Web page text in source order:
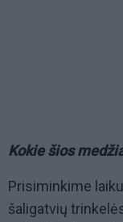
Kokie šios
Prisiminkime
šaligatvių